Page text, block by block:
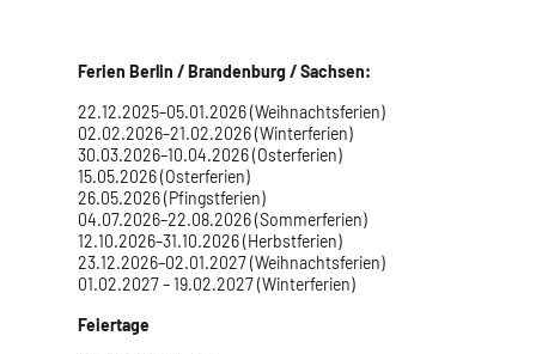
Ferien Berlin / Brandenburg / Sachsen:
22.12.2025–05.01.2026 (Weihnachtsferien)
02.02.2026–21.02.2026 (Winterferien)
30.03.2026–10.04.2026 (Osterferien)
15.05.2026 (Osterferien)
26.05.2026 (Pfingstferien)
04.07.2026–22.08.2026 (Sommerferien)
12.10.2026–31.10.2026 (Herbstferien)
23.12.2026–02.01.2027 (Weihnachtsferien)
01.02.2027 – 19.02.2027 (Winterferien)
Feiertage